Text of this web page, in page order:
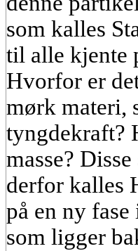
som kalles
til alle kjente
Hvorfor er
mørk materi,
tyngdekraft?
masse?
derfor kalles
på en ny
som ligger